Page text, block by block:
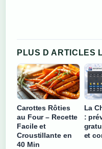
PLUS D ARTICLES
Carottes Rôties
au Four – Recette
Facile et
Croustillante en
40 Min
La
:
et